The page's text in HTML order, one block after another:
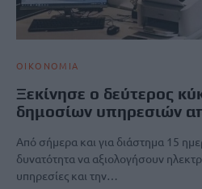
ΟΙΚΟΝΟΜΙΑ
Ξεκίνησε ο δεύτερος
δημοσίων υπηρεσιών
Από σήμερα και για διάστημα 15
δυνατότητα να αξιολογήσουν
υπηρεσίες και την…